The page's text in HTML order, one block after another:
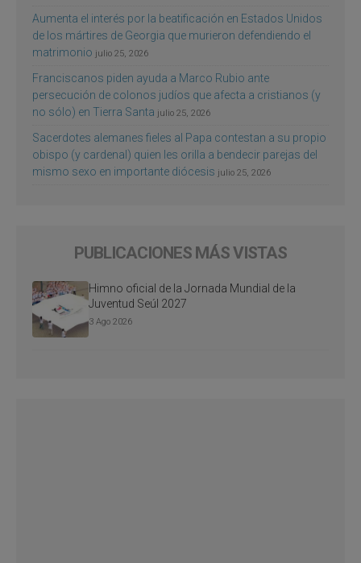
Aumenta el interés por la beatificación en Estados Unidos
de los mártires de Georgia que murieron defendiendo el
matrimonio julio 25, 2026
Franciscanos piden ayuda a Marco Rubio ante
persecución de colonos judíos que afecta a cristianos (y
no sólo) en Tierra Santa julio 25, 2026
Sacerdotes alemanes fieles al Papa contestan a su propio
obispo (y cardenal) quien les orilla a bendecir parejas del
mismo sexo en importante diócesis julio 25, 2026
PUBLICACIONES MÁS VISTAS
Himno oficial de la Jornada Mundial de la
Juventud Seúl 2027
3 Ago 2026